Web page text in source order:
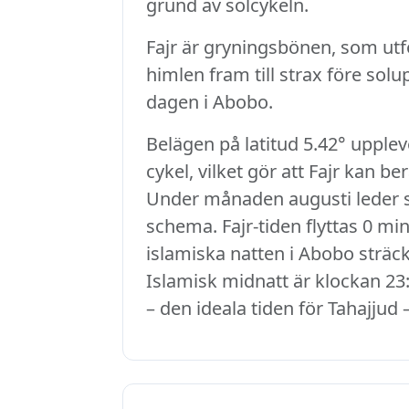
grund av solcykeln.
Fajr är gryningsbönen, som
himlen fram till strax före
dagen i Abobo.
Belägen på latitud 5.42°
cykel, vilket gör att Fajr kan
Under månaden augusti
schema. Fajr-tiden flyttas 0
islamiska natten i Abobo
Islamisk midnatt är klockan
– den ideala tiden för Tahajjud